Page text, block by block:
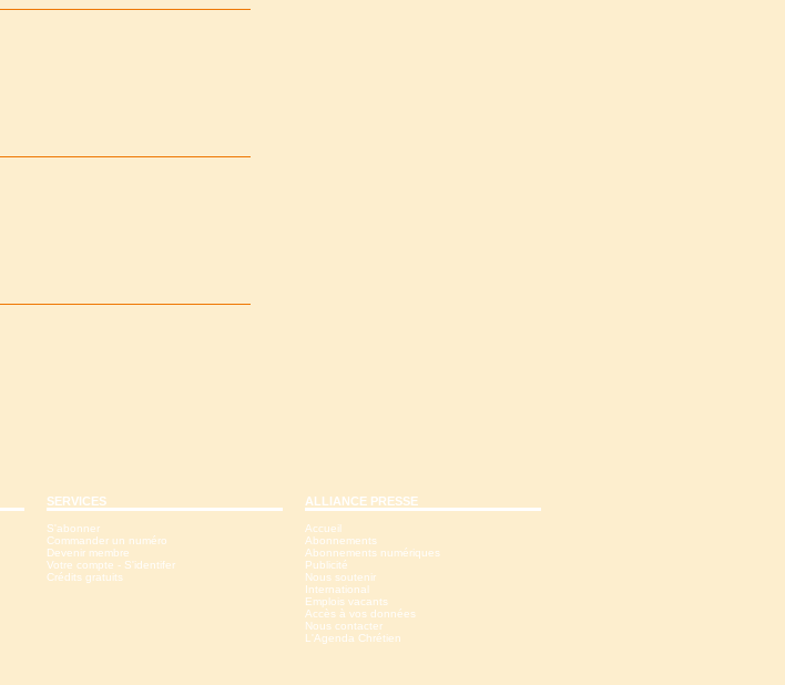
SERVICES
S'abonner
Commander un numéro
Devenir membre
Votre compte - S'identifer
Crédits gratuits
ALLIANCE PRESSE
Accueil
Abonnements
Abonnements numériques
Publicité
Nous soutenir
International
Emplois vacants
Accès à vos données
Nous contacter
L'Agenda Chrétien